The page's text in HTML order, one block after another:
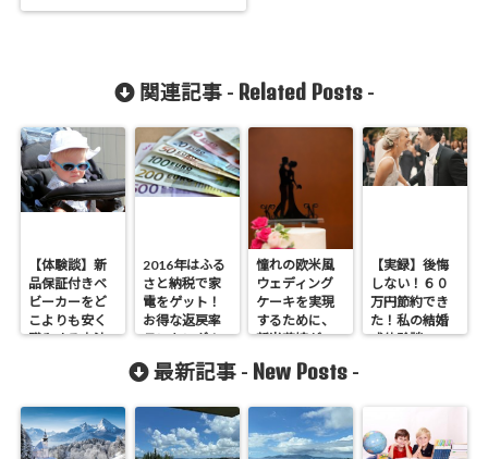
関連記事 - Related Posts-
【体験談】新
品保証付きベ
ビーカーをど
こよりも安く
購入する方法
2016年はふる
さと納税で家
電をゲット！
お得な返戻率
ランキング！
ソンがもらえ
憧れの欧米風
ウェディング
ケーキを実現
するために、
新米花嫁が
ーを購入して
【実録】後悔
しない！６０
万円節約でき
た！私の結婚
式体験談
最新記事 - New Posts -